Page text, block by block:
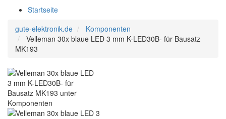
Startseite
gute-elektronik.de
Komponenten
Velleman 30x blaue LED 3 mm K-LED30B- für Bausatz
MK193